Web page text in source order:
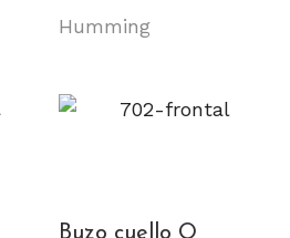
Humming
Buzo cuello O